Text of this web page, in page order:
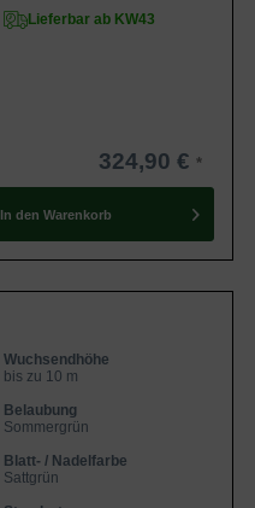
Lieferbar ab KW43
324,90 €
In den Warenkorb
Wuchsendhöhe
bis zu 10 m
Belaubung
Sommergrün
Blatt- / Nadelfarbe
Sattgrün